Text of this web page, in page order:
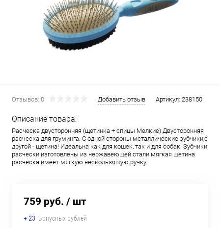
Отзывов: 0 Добавить отзыв Артикул: 238150
Описание товара:
Расческа двусторонняя (щетинка + спицы Мелкие) Двусторонняя
расческа для груминга. С одной стороны металлические зубчики,с
другой - щетина! Идеальна как для кошек, так и для собак. Зубчики
расчески изготовлены из нержавеющей стали мягкая щетина
расческа имеет мягкую нескользящую ручку.
759 руб. / шт
+ 23 Бонусных рублей